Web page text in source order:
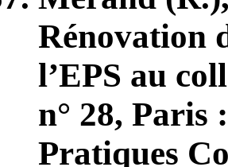
Rénovation
l’EPS au
n° 28, Paris
Pratiques